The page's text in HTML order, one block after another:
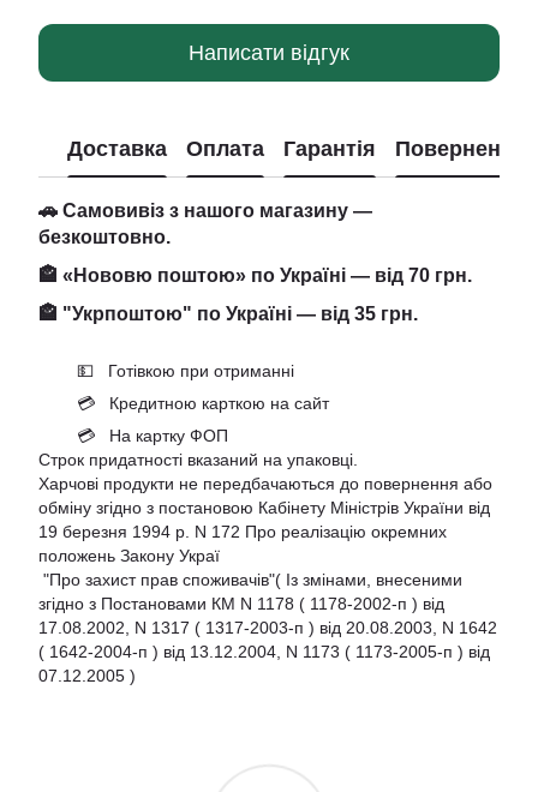
Написати відгук
Доставка Оплата Гарантія Повернення
🚗 Самовивіз з нашого магазину —
безкоштовно.
🏤 «Нововю поштою» по Україні — від 70 грн.
🏤 "Укрпоштою" по Україні — від 35 грн.
💵 Готівкою при отриманні
💳 Кредитною карткою на сайт
💳 На картку ФОП
Строк придатності вказаний на упаковці.
Харчові продукти не передбачаються до повернення або
обміну згідно з постановою Кабінету Міністрів України від
19 березня 1994 р. N 172 Про реалізацію окремних
положень Закону Украї
"Про захист прав споживачів"( Із змінами, внесеними
згідно з Постановами КМ N 1178 ( 1178-2002-п ) від
17.08.2002, N 1317 ( 1317-2003-п ) від 20.08.2003, N 1642
( 1642-2004-п ) від 13.12.2004, N 1173 ( 1173-2005-п ) від
07.12.2005 )